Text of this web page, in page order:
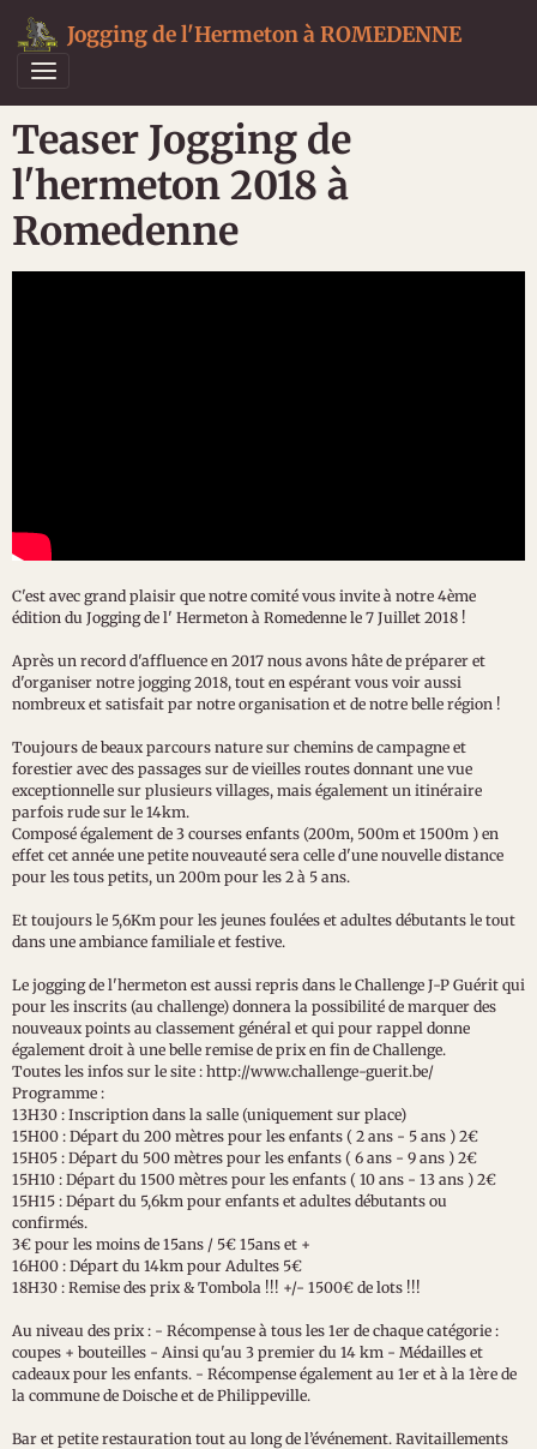
Jogging de l'Hermeton à ROMEDENNE
Teaser Jogging de
l'hermeton 2018 à
Romedenne
C'est avec grand plaisir que notre comité vous invite à notre 4ème
édition du Jogging de l' Hermeton à Romedenne le 7 Juillet 2018 !
Après un record d'affluence en 2017 nous avons hâte de préparer et
d'organiser notre jogging 2018, tout en espérant vous voir aussi
nombreux et satisfait par notre organisation et de notre belle région !
Toujours de beaux parcours nature sur chemins de campagne et
forestier avec des passages sur de vieilles routes donnant une vue
exceptionnelle sur plusieurs villages, mais également un itinéraire
parfois rude sur le 14km.
Composé également de 3 courses enfants (200m, 500m et 1500m ) en
effet cet année une petite nouveauté sera celle d'une nouvelle distance
pour les tous petits, un 200m pour les 2 à 5 ans.
Et toujours le 5,6Km pour les jeunes foulées et adultes débutants le tout
dans une ambiance familiale et festive.
Le jogging de l'hermeton est aussi repris dans le Challenge J-P Guérit qui
pour les inscrits (au challenge) donnera la possibilité de marquer des
nouveaux points au classement général et qui pour rappel donne
également droit à une belle remise de prix en fin de Challenge.
Toutes les infos sur le site : http://www.challenge-guerit.be/
Programme :
13H30 : Inscription dans la salle (uniquement sur place)
15H00 : Départ du 200 mètres pour les enfants ( 2 ans - 5 ans ) 2€
15H05 : Départ du 500 mètres pour les enfants ( 6 ans - 9 ans ) 2€
15H10 : Départ du 1500 mètres pour les enfants ( 10 ans - 13 ans ) 2€
15H15 : Départ du 5,6km pour enfants et adultes débutants ou
confirmés.
3€ pour les moins de 15ans / 5€ 15ans et +
16H00 : Départ du 14km pour Adultes 5€
18H30 : Remise des prix & Tombola !!! +/- 1500€ de lots !!!
Au niveau des prix : - Récompense à tous les 1er de chaque catégorie :
coupes + bouteilles - Ainsi qu'au 3 premier du 14 km - Médailles et
cadeaux pour les enfants. - Récompense également au 1er et à la 1ère de
la commune de Doische et de Philippeville.
Bar et petite restauration tout au long de l’événement. Ravitaillements